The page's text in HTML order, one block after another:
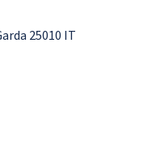
25010 IT